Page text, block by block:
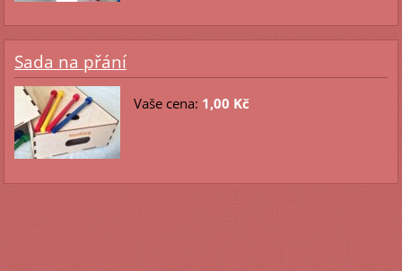
Sada na přání
Vaše cena: 1,00 Kč